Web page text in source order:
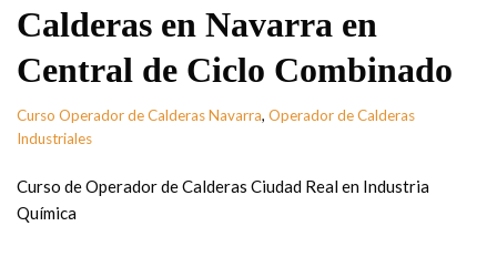
Calderas en Navarra en
Central de Ciclo Combinado
Curso Operador de Calderas Navarra, Operador de Calderas
Industriales
Curso de Operador de Calderas Ciudad Real en Industria
Química